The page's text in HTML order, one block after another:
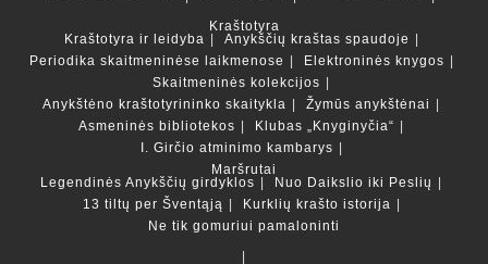
Kraštotyra
Kraštotyra ir leidyba
Anykščių kraštas spaudoje
Periodika skaitmeninėse laikmenose
Elektroninės knygos
Skaitmeninės kolekcijos
Anykštėno kraštotyrininko skaitykla
Žymūs anykštėnai
Asmeninės bibliotekos
Klubas „Knyginyčia“
I. Girčio atminimo kambarys
Maršrutai
Legendinės Anykščių girdyklos
Nuo Daikslio iki Peslių
13 tiltų per Šventąją
Kurklių krašto istorija
Ne tik gomuriui pamaloninti